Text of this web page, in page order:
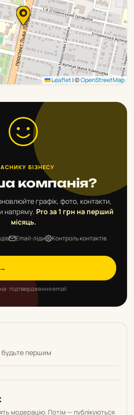
Leaflet|©OpenStreetMap
БІЗНЕСУ
компанія?
графік, фото, контакти,
напряму. Pro за 1 грн на перший
місяць.
Email-ліди Контроль контактів
· підтвердження email
будьте першим
модерацію. Потім — публікуються